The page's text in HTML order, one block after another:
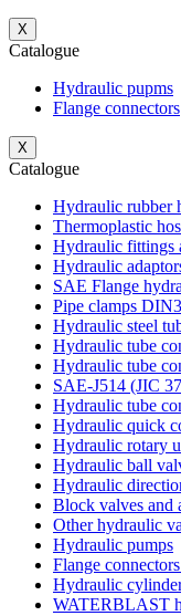
X
Catalogue
Hydraulic pupms
Flange connectors
X
Catalogue
Hydraulic rubber
Thermoplastic
Hydraulic fittings
Hydraulic
SAE Flange
Pipe clamps
Hydraulic steel
Hydraulic tube
Hydraulic tube
SAE-J514 (JIC
Hydraulic tube
Hydraulic quick
Hydraulic rotary
Hydraulic ball
Hydraulic
Block valves and
Other hydraulic
Hydraulic pumps
Flange
Hydraulic
WATERBLAST